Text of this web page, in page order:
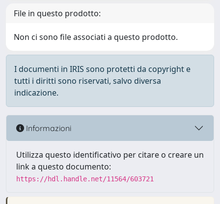
File in questo prodotto:
Non ci sono file associati a questo prodotto.
I documenti in IRIS sono protetti da copyright e
tutti i diritti sono riservati, salvo diversa
indicazione.
Informazioni
Utilizza questo identificativo per citare o creare un
link a questo documento:
https://hdl.handle.net/11564/603721